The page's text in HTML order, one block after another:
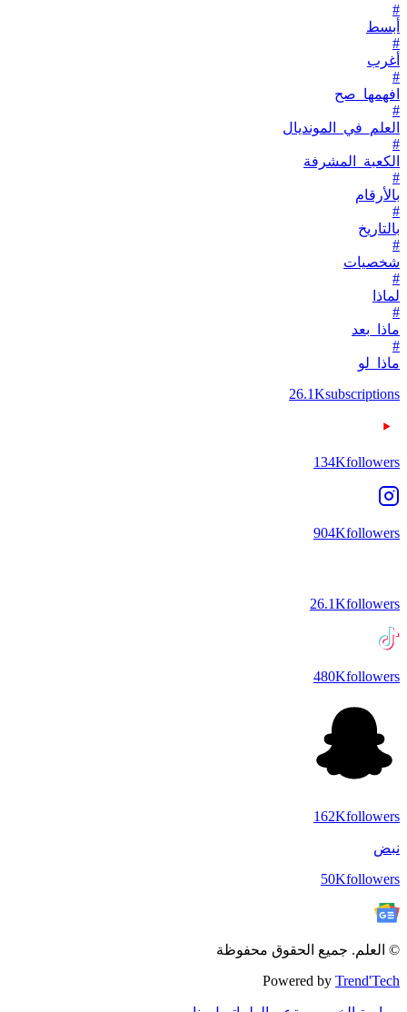
#
أبسط
#
أغرب
#
افهمها_صح
#
العلم_في_المونديال
#
الكعبة_المشرفة
#
بالأرقام
#
بالتاريخ
#
شخصيات
#
لماذا
#
ماذا_بعد
#
ماذا_لو
26.1Ksubscriptions
134Kfollowers
904Kfollowers
26.1Kfollowers
480Kfollowers
162Kfollowers
نبض
50Kfollowers
© العلم. جميع الحقوق محفوظة
Powered by Trend'Tech